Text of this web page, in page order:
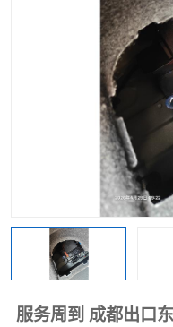
服务周到 成都出口
中俄铁路班列
蓉欧班列进口机械设
中俄班列莫斯科